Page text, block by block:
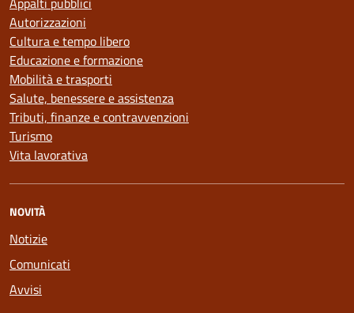
Autorizzazioni
Cultura e tempo libero
Educazione e formazione
Mobilità e trasporti
Salute, benessere e assistenza
Tributi, finanze e contravvenzioni
Turismo
Vita lavorativa
NOVITÀ
Notizie
Comunicati
Avvisi